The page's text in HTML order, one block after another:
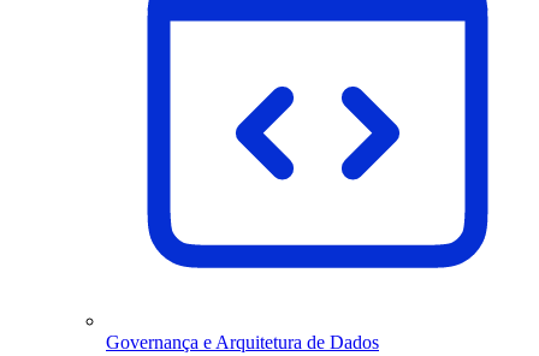
Governança e Arquitetura de Dados